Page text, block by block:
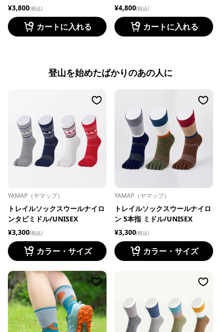
¥3,800(税込)
カートに入れる
¥4,800(税込)
カートに入れる
登山を始めたばかりのあの人に
YAMAP（ヤマップ）
トレイルソックスウールナイロ
ンタビミドル/UNISEX
¥3,300(税込)
カラー・サイズ
YAMAP（ヤマップ）
トレイルソックスウールナイロ
ン 5本指 ミドル/UNISEX
¥3,300(税込)
カラー・サイズ